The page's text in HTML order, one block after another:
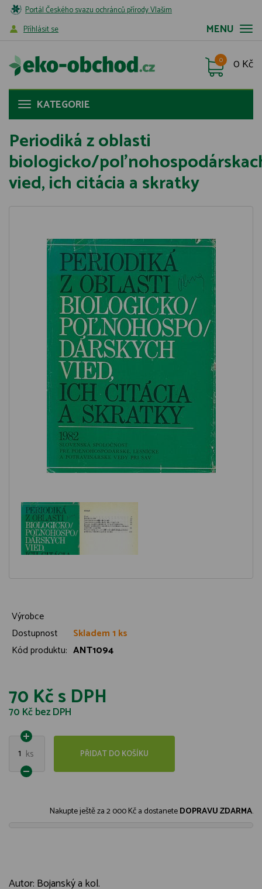
Portál Českého svazu ochránců přírody Vlašim
MENU
Příhlásit se
0 Kč
0
KATEGORIE
Periodiká z oblasti
biologicko/
vied, ich citácia a skratky
Výrobce
Dostupnost
Skladem 1 ks
Kód produktu: ANT1094
70 Kčs DPH
70 Kčbez DPH
1 ks PŘIDAT DO KOŠÍKU
Nakupte ještě za2 000 Kča dostaneteDOPRAVU ZDARMA.
Autor: Bojanský a kol.